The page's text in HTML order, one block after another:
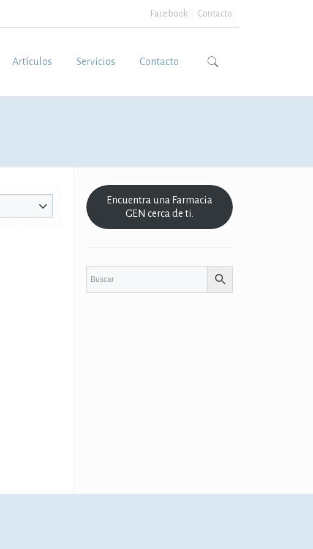
Facebook Contacto
Artículos Servicios Contacto
Encuentra una Farmacia
GEN cerca de ti.